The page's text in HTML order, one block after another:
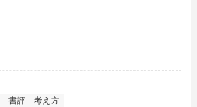
書評 考え方